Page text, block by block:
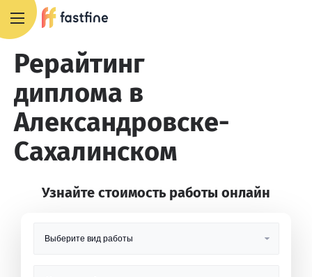
Рерайтинг
диплома в
Александровске-
Сахалинском
Узнайте стоимость работы онлайн